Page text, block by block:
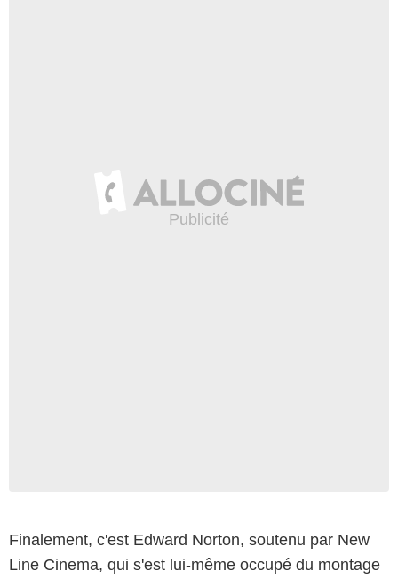
Finalement, c'est Edward Norton, soutenu par New
Line Cinema, qui s'est lui-même occupé du montage